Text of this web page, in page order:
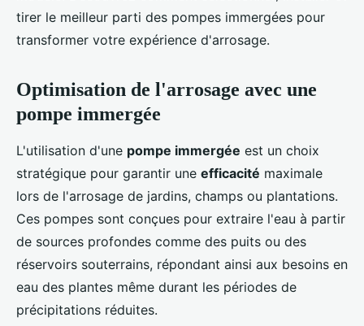
tirer le meilleur parti des pompes immergées pour
transformer votre expérience d'arrosage.
Optimisation de l'arrosage avec une
pompe immergée
L'utilisation d'une pompe immergée est un choix
stratégique pour garantir une efficacité maximale
lors de l'arrosage de jardins, champs ou plantations.
Ces pompes sont conçues pour extraire l'eau à partir
de sources profondes comme des puits ou des
réservoirs souterrains, répondant ainsi aux besoins en
eau des plantes même durant les périodes de
précipitations réduites.